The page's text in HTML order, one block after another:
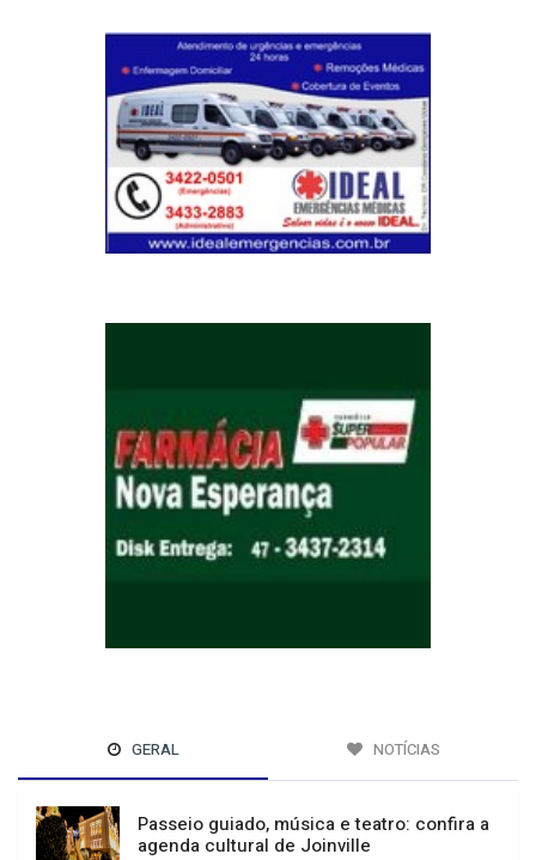
GERAL NOTÍCIAS
Passeio guiado, música e teatro: confira a
agenda cultural de Joinville